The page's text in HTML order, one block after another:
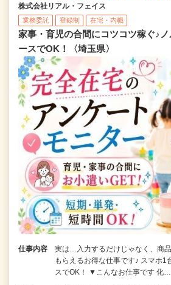
株式会社リアル・フェイス
業務委託 登録制 在宅・内職
家事・育児の合間にコツコツ稼ぐ♪
ースでOK！〈埼玉県〉
仕事内容
実は…入力するだけじゃなく、商
もらえるお得な仕事です♪ スマホ1
スでOK！ ▼こんなお仕事です 化…